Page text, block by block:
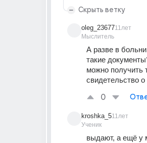
Скрыть ветку
oleg_23677
Мыслитель
11лет
А разве в
такие
можно получить
свидетельство
0
kroshka_5
Ученик
11лет
выдают, а ещё у